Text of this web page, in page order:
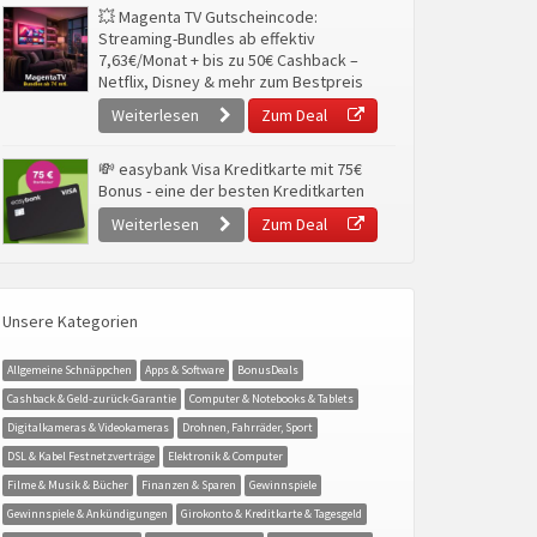
💥 Magenta TV Gutscheincode:
Streaming-Bundles ab effektiv
7,63€/Monat + bis zu 50€ Cashback –
Netflix, Disney & mehr zum Bestpreis
Weiterlesen
Zum Deal
💸 easybank Visa Kreditkarte mit 75€
Bonus - eine der besten Kreditkarten
Weiterlesen
Zum Deal
Unsere Kategorien
Allgemeine Schnäppchen Apps & Software
BonusDeals
Cashback & Geld-zurück-Garantie
Computer & Notebooks & Tablets
Digitalkameras & Videokameras
Drohnen, Fahrräder, Sport
DSL & Kabel Festnetzverträge
Elektronik & Computer
Filme & Musik & Bücher
Finanzen & Sparen
Gewinnspiele
Gewinnspiele & Ankündigungen
Girokonto & Kreditkarte & Tagesgeld